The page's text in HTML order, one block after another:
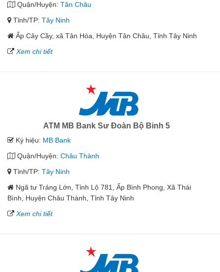
Quận/Huyện: Tân Châu
Tỉnh/TP: Tây Ninh
Ấp Cây Cầy, xã Tân Hòa, Huyện Tân Châu, Tỉnh Tây Ninh
Xem chi tiết
ATM MB Bank Sư Đoàn Bộ Binh 5
Ký hiệu: MB Bank
Quận/Huyện: Châu Thành
Tỉnh/TP: Tây Ninh
Ngã tư Trảng Lớn, Tỉnh Lộ 781, Ấp Bình Phong, Xã Thái
Bình, Huyện Châu Thành, Tỉnh Tây Ninh
Xem chi tiết